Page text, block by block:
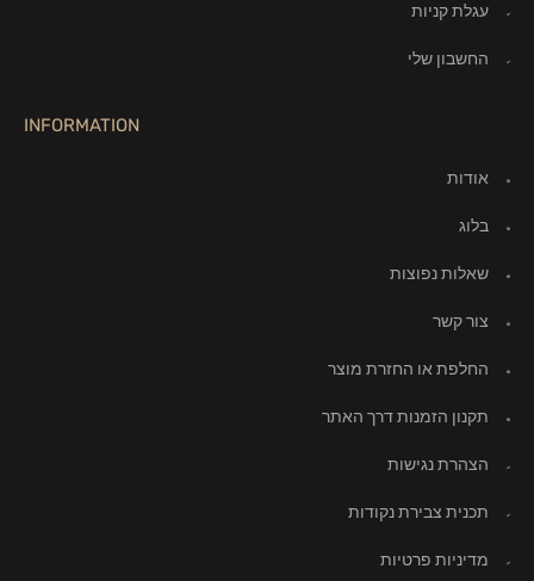
עגלת קניות
החשבון שלי
INFORMATION
אודות
בלוג
שאלות נפוצות
צור קשר
החלפת או החזרת מוצר
תקנון הזמנות דרך האתר
הצהרת נגישות
תכנית צבירת נקודות
מדיניות פרטיות